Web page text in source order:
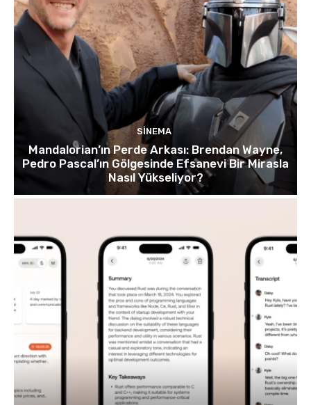
SINEMA
Mandalorian’ın Perde Arkası: Brendan Wayne,
Pedro Pascal’ın Gölgesinde Efsanevi Bir Mirasla
Nasıl Yükseliyor?